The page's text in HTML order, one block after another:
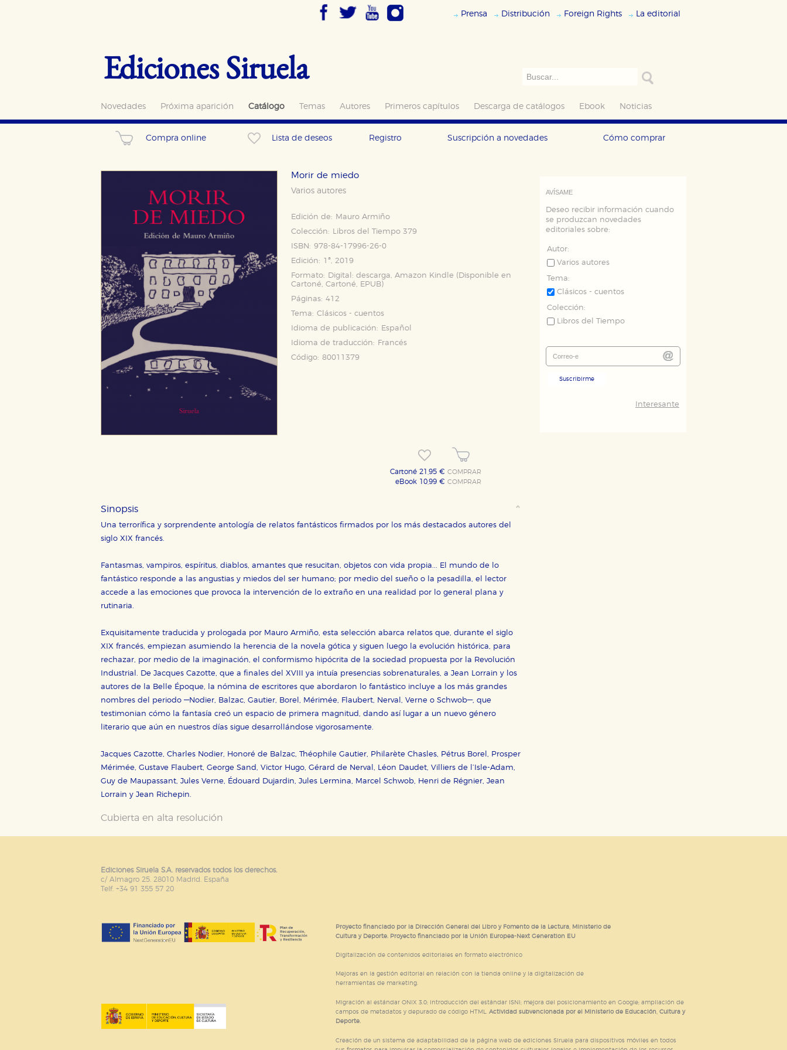
Prensa Distribución Foreign Rights La editorial
Ediciones Siruela
Novedades Próxima aparición Catálogo Temas Autores Primeros capítulos Descarga de catálogos Ebook Noticias
Compra online Lista de deseos Registro Suscripción a novedades Cómo comprar
Morir de miedo
Varios autores
Edición de:
Mauro Armiño
Colección:
Libros del Tiempo 379
ISBN: 978-84-17996-26-0
Edición: 1ª, 2019
Formato:
Digital: descarga, Amazon Kindle (Disponible en
Cartoné, Cartoné, EPUB)
Páginas: 412
Tema: Clásicos - cuentos
Idioma de publicación:
Español
Idioma de traducción:
Francés
Código: 80011379
Cartoné 21,95 € COMPRAR
eBook 10,99 € COMPRAR
Sinopsis
Una terrorífica y sorprendente antología de relatos fantásticos firmados por los más destacados autores del
siglo XIX francés.
Fantasmas, vampiros, espíritus, diablos, amantes que resucitan, objetos con vida propia... El mundo de lo
fantástico responde a las angustias y miedos del ser humano; por medio del sueño o la pesadilla, el lector
accede a las emociones que provoca la intervención de lo extraño en una realidad por lo general plana y
rutinaria.
Exquisitamente traducida y prologada por Mauro Armiño, esta selección abarca relatos que, durante el siglo
XIX francés, empiezan asumiendo la herencia de la novela gótica y siguen luego la evolución histórica, para
rechazar, por medio de la imaginación, el conformismo hipócrita de la sociedad propuesta por la Revolución
Industrial. De Jacques Cazotte, que a finales del XVIII ya intuía presencias sobrenaturales, a Jean Lorrain y los
autores de la Belle Époque, la nómina de escritores que abordaron lo fantástico incluye a los más grandes
nombres del periodo —Nodier, Balzac, Gautier, Borel, Mérimée, Flaubert, Nerval, Verne o Schwob—, que
testimonian cómo la fantasía creó un espacio de primera magnitud, dando así lugar a un nuevo género
literario que aún en nuestros días sigue desarrollándose vigorosamente.
Jacques Cazotte, Charles Nodier, Honoré de Balzac, Théophile Gautier, Philarète Chasles, Pétrus Borel, Prosper
Mérimée, Gustave Flaubert, George Sand, Victor Hugo, Gérard de Nerval, Léon Daudet, Villiers de l’Isle-Adam,
Guy de Maupassant, Jules Verne, Édouard Dujardin, Jules Lermina, Marcel Schwob, Henri de Régnier, Jean
Lorrain y Jean Richepin.
Cubierta en alta resolución
AVÍSAME
Deseo recibir información cuando
se produzcan novedades
editoriales sobre:
Autor:
Varios autores
Tema:
Clásicos - cuentos
Colección:
Libros del Tiempo
Suscribirme
Interesante
Ediciones Siruela S.A. reservados todos los derechos.
c/ Almagro 25. 28010 Madrid. España
Telf. +34 91 355 57 20
Proyecto financiado por la Dirección General del Libro y Fomento de la Lectura, Ministerio de
Cultura y Deporte. Proyecto financiado por la Unión Europea-Next Generation EU
Digitalización de contenidos editoriales en formato electrónico
Mejoras en la gestión editorial en relación con la tienda online y la digitalización de
herramientas de marketing.
Migración al estándar ONIX 3.0; introducción del estándar ISNI; mejora del posicionamiento en Google; ampliación de
campos de metadatos y depurado de código HTML. Actividad subvencionada por el Ministerio de Educación, Cultura y
Deporte.
Creación de un sistema de adaptabilidad de la página web de ediciones Siruela para dispositivos móviles en todos
CONFIGURACIÓN DE COOKIES
Estas cookies son necesarias para que nuestro sitio web funcione y no es posible deshabilitarlas desde nuestro sistema. Es posible
Cookies de rendimiento y analíticas
tanto, es anónima.
Cookies de publicidad y redes sociales
GUARDAR CONFIGURACIÓN
Puede consultar nuestrapolítica de cookies